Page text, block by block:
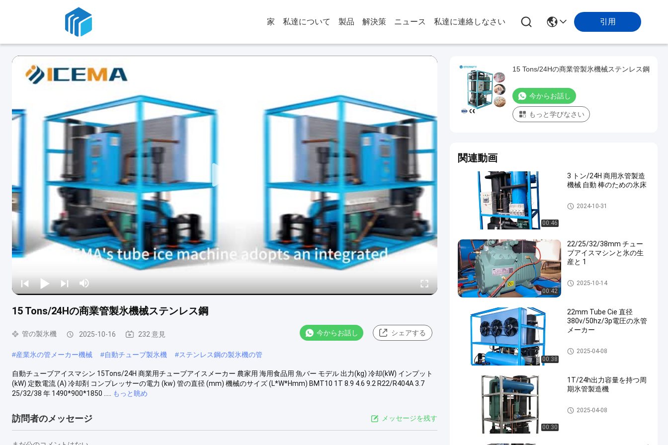
家 私達について 製品 解決策 ニュース 私達に連絡しなさい 引用
15 Tons/24Hの商業管製氷機械ステンレス鋼
管の製氷機 2025-10-16 232 意見 今からお話し シェアする
#産業氷の管メーカー機械 #自動チューブ製氷機 #ステンレス鋼の製氷機の管
自動チューブアイスマシン 15Tons/24H 商業用チューブアイスメーカー 農家用 海用食品用 魚バー モデル 出力(kg) 冷却(kW) インプット
(kW) 定数電流 (A) 冷却剤 コンプレッサーの電力 (kw) 管の直径 (mm) 機械のサイズ (L*W*Hmm) BMT10 1T 8.9 4.6 9.2 R22/R404A 3.7
25/32/38 年 1490*900*1850 .....
もっと眺め
訪問者のメッセージ メッセージを残す
15 Tons/24Hの商業管製氷機械ステンレス鋼
今からお話し
もっと学びなさい
関連動画
00:46
3 トン/24H 商用氷管製造
機械 自動 棒のための氷床
管の製氷機
2024-10-31
00:42
22/25/32/38mm チュー
ブアイスマシンと氷の生
産と 1
管の製氷機
2025-10-14
00:38
22mm Tube Cie 直径
380v/50hz/3p電圧の氷管
メーカー
管の製氷機
2025-04-08
00:30
1T/24h出力容量を持つ周
期氷管製造機
管の製氷機
2025-04-08